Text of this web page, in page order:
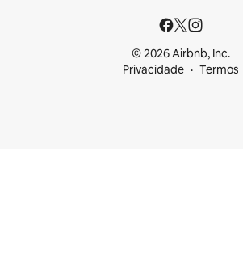
© 2026 Airbnb, Inc.
Privacidade
Termos